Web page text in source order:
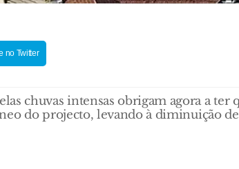
no Twitter
chuvas intensas obrigam agora a ter
do projecto, levando à diminuição